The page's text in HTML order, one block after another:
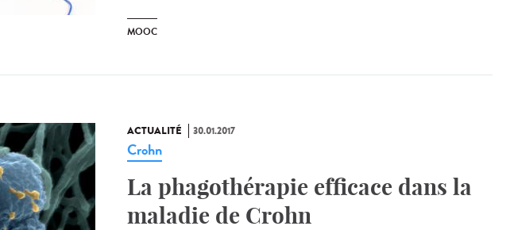
MOOC
ACTUALITÉ 30.01.2017
Crohn
La phagothérapie efficace dans la
maladie de Crohn